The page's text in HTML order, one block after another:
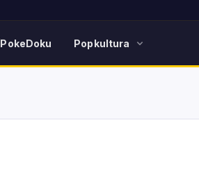
PokeDoku Popkultura